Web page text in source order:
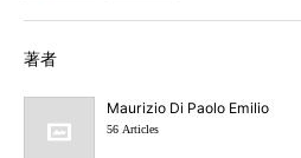
著者
Maurizio Di Paolo Emilio
56 Articles